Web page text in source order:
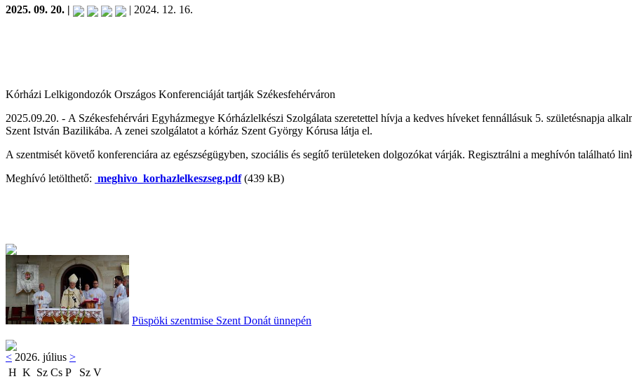
2025. 09. 20. | | 2024. 12. 16.
Kórházi Lelkigondozók Országos Konferenciáját tartják Székesfehérváron
2025.09.20. - A Székesfehérvári Egyházmegye Kórházlelkészi Szolgálata szeretettel hívja a kedves híveket fennállásuk 5. születésnapja
Szent István Bazilikába. A zenei szolgálatot a kórház Szent György Kórusa látja el.
A szentmisét követő konferenciára az egészségügyben, szociális és segítő területeken dolgozókat várják. Regisztrálni a meghívón található
Meghívó letölthető: meghivo_korhazlelkeszseg.pdf(439 kB)
Püspöki szentmise Szent Donát ünnepén
< 2026. július >
H K Sz Cs P Sz V